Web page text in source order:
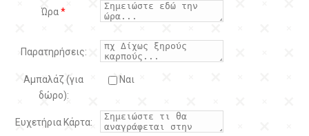
Ώρα*
Παρατηρήσεις:
Αμπαλάζ (για
δώρο):
Ναι
Ευχετήρια Κάρτα: